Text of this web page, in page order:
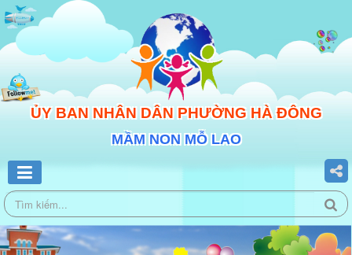
ỦY BAN NHÂN DÂN PHƯỜNG HÀ ĐÔNG
MẦM NON MỖ LAO